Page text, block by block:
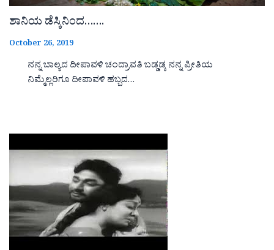
ಶಾನಿಯ ಡೆಸ್ಕಿನಿಂದ…….
October 26, 2019
ನನ್ನ ಬಾಲ್ಯದ ದೀಪಾವಳಿ ಚಂದ್ರಾವತಿ ಬಡ್ಡಡ್ಕ ನನ್ನ ಪ್ರೀತಿಯ
ನಿಮ್ಮೆಲ್ಲರಿಗೂ ದೀಪಾವಳಿ ಹಬ್ಬದ…